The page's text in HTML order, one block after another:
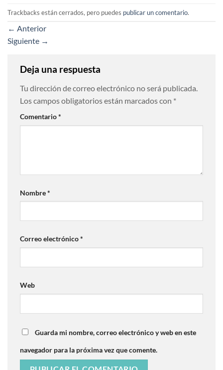
Trackbacks están cerrados, pero puedes publicar un comentario.
← Anterior
Siguiente →
Deja una respuesta
Tu dirección de correo electrónico no será publicada.
Los campos obligatorios están marcados con *
Comentario*
Nombre*
Correo electrónico*
Web
Guarda mi nombre, correo electrónico y web en este
navegador para la próxima vez que comente.